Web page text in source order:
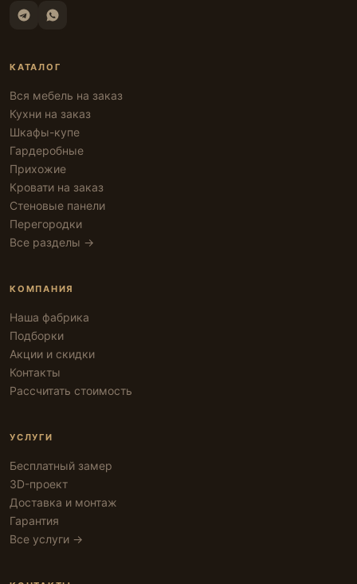
КАТАЛОГ
Вся мебель на заказ
Кухни на заказ
Шкафы-купе
Гардеробные
Прихожие
Кровати на заказ
Стеновые панели
Перегородки
Все разделы →
КОМПАНИЯ
Наша фабрика
Подборки
Акции и скидки
Контакты
Рассчитать стоимость
УСЛУГИ
Бесплатный замер
3D-проект
Доставка и монтаж
Гарантия
Все услуги →